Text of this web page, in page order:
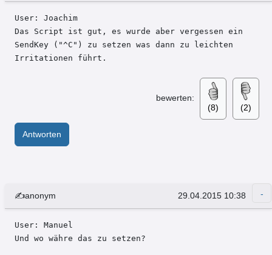
User: Joachim
Das Script ist gut, es wurde aber vergessen ein
SendKey ("^C") zu setzen was dann zu leichten
Irritationen führt.
bewerten:
(8)
(2)
Antworten
✍anonym 29.04.2015 10:38
User: Manuel
Und wo währe das zu setzen?